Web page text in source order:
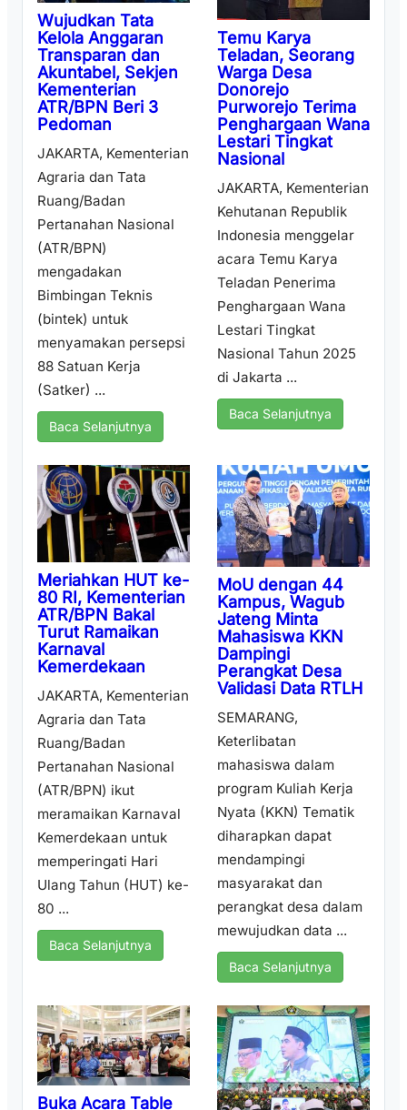
Wujudkan Tata
Kelola Anggaran
Transparan dan
Akuntabel, Sekjen
Kementerian
ATR/BPN Beri 3
Pedoman
JAKARTA, Kementerian
Agraria dan Tata
Ruang/Badan
Pertanahan Nasional
(ATR/BPN)
mengadakan
Bimbingan Teknis
(bintek) untuk
menyamakan persepsi
88 Satuan Kerja
(Satker) ...
Baca Selanjutnya
Temu Karya
Teladan, Seorang
Warga Desa
Donorejo
Purworejo Terima
Penghargaan Wana
Lestari Tingkat
Nasional
JAKARTA, Kementerian
Kehutanan Republik
Indonesia menggelar
acara Temu Karya
Teladan Penerima
Penghargaan Wana
Lestari Tingkat
Nasional Tahun 2025
di Jakarta ...
Baca Selanjutnya
Meriahkan HUT ke-
80 RI, Kementerian
ATR/BPN Bakal
Turut Ramaikan
Karnaval
Kemerdekaan
JAKARTA, Kementerian
Agraria dan Tata
Ruang/Badan
Pertanahan Nasional
(ATR/BPN) ikut
meramaikan Karnaval
Kemerdekaan untuk
memperingati Hari
Ulang Tahun (HUT) ke-
80 ...
Baca Selanjutnya
MoU dengan 44
Kampus, Wagub
Jateng Minta
Mahasiswa KKN
Dampingi
Perangkat Desa
Validasi Data RTLH
SEMARANG,
Keterlibatan
mahasiswa dalam
program Kuliah Kerja
Nyata (KKN) Tematik
diharapkan dapat
mendampingi
masyarakat dan
perangkat desa dalam
mewujudkan data ...
Baca Selanjutnya
Buka Acara Table